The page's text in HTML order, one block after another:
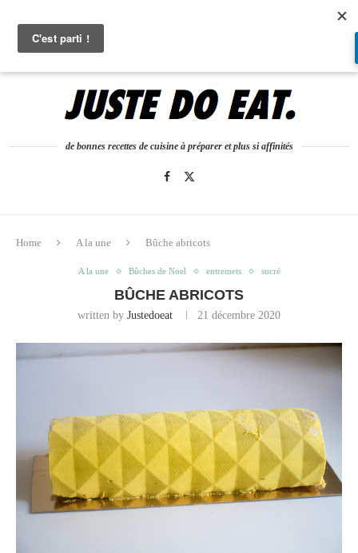
de bonnes recettes de cuisine à préparer et plus si affinités
Home A la une Bûche abricots
A la une Bûches de Noel entremets sucré
BÛCHE ABRICOTS
written by Justedoeat 21 décembre 2020